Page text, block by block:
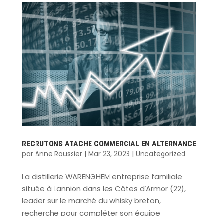
RECRUTONS ATACHE COMMERCIAL EN ALTERNANCE
par Anne Roussier| Mar 23, 2023 | Uncategorized
La distillerie WARENGHEM entreprise familiale
située à Lannion dans les Côtes d’Armor (22),
leader sur le marché du whisky breton,
recherche pour compléter son équipe